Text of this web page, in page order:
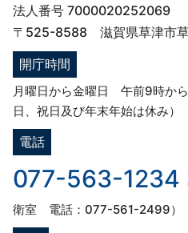
法人番号 7000020252069
〒525-8588 滋賀県草津市
開庁時間
月曜日から金曜日 午前9時か
日、祝日及び年末年始は休み）
電話
077-563-1234
衛室 電話：077-561-2499）